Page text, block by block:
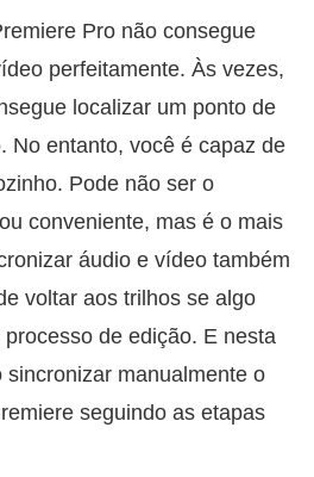
Pro não consegue
perfeitamente. Às vezes,
localizar um ponto de
No entanto, você é capaz de
Pode não ser o
conveniente, mas é o mais
áudio e vídeo também
voltar aos trilhos se algo
de edição. E nesta
sincronizar manualmente o
seguindo as etapas